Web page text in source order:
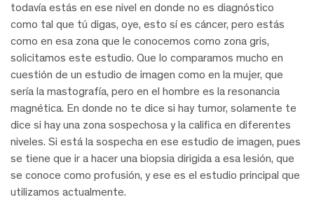
todavía estás en ese nivel en donde no es diagnóstico
como tal que tú digas, oye, esto sí es cáncer, pero estás
como en esa zona que le conocemos como zona gris,
solicitamos este estudio. Que lo comparamos mucho en
cuestión de un estudio de imagen como en la mujer, que
sería la mastografía, pero en el hombre es la resonancia
magnética. En donde no te dice si hay tumor, solamente te
dice si hay una zona sospechosa y la califica en diferentes
niveles. Si está la sospecha en ese estudio de imagen, pues
se tiene que ir a hacer una biopsia dirigida a esa lesión, que
se conoce como profusión, y ese es el estudio principal que
utilizamos actualmente.